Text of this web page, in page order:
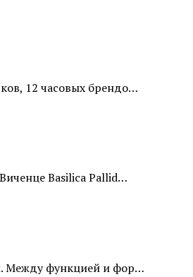
12 часовых брендо…
Basilica Pallid…
Между функцией и фор…